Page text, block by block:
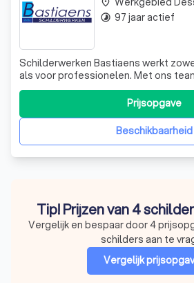
Schilderwerken Bastiaens werkt
als voor professionelen. Met ons
zijn wij dagelijks de baan op om u de
garanderen. Service en kwaliteit
familiebedrijf dat al 4 generaties lang
is!
Beschikbaarheid
Prijsopgave
timelapse 97 jaar actief
Tip! Prijzen van 4
Vergelijk en bespaar door 4
schilders aan te
Vergelijk